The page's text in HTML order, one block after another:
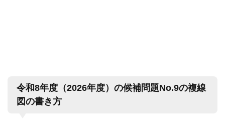
令和8年度（2026年度）の候補問題No.9の複線
図の書き方